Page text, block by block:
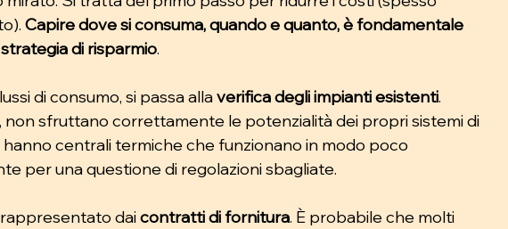
Capire dove si consuma, quando e quanto, è fondamentale
di risparmio.
di consumo, si passa alla verifica degli impianti esistenti.
non sfruttano correttamente le potenzialità dei propri sistemi di
centrali termiche che funzionano in modo poco
per una questione di regolazioni sbagliate.
dai contratti di fornitura. È probabile che molti